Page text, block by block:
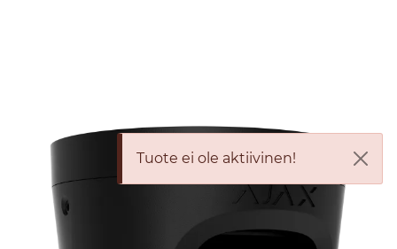
Tuote ei ole aktiivinen!
YHTEYSTIEDOT